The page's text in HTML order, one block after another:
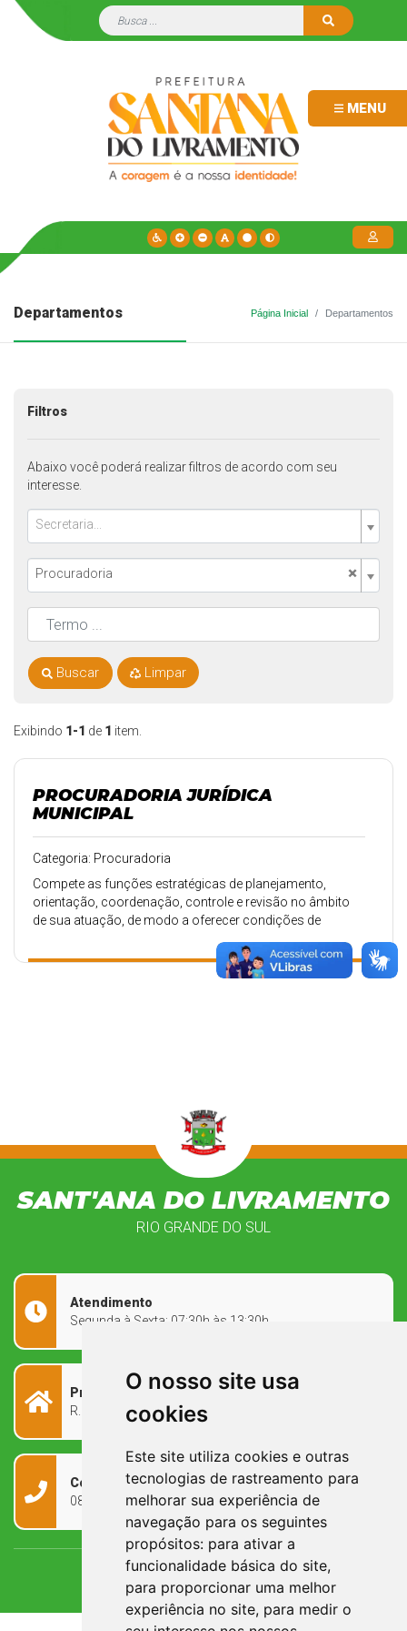
O nosso site usa
cookies
Este site utiliza cookies e outras
tecnologias de rastreamento para
melhorar sua experiência de
navegação para os seguintes
propósitos: para ativar a
funcionalidade básica do site,
para proporcionar uma melhor
experiência no site, para medir o
MENU
Departamentos Página Inicial Departamentos
Exibindo 1-1 de 1 item.
PROCURADORIA JURÍDICA
MUNICIPAL
Categoria: Procuradoria
Compete as funções estratégicas de planejamento,
orientação, coordenação, controle e revisão no âmbito
de sua atuação, de modo a oferecer condições de
administrativa e decisória;
Filtros
Abaixo você poderá realizar filtros de acordo com seu
interesse.
Secretaria...
×
Procuradoria
Buscar Limpar
SANT'ANA DO LIVRAMENTO
RIO GRANDE DO SUL
Atendimento
Segunda à Sexta: 07:30h às 13:30h
Prefeitura Municipal
R. Rivadávia Corrêa, 858 - Centro - RS, 97573-010
Contato
0800 090 2050